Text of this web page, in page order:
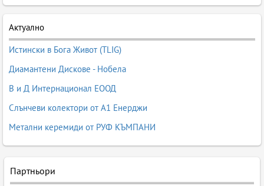
Актуално
Истински в Бога Живот (TLIG)
Диамантени Дискове - Нобела
В и Д Интернационал ЕООД
Слънчеви колектори от А1 Енерджи
Метални керемиди от РУФ КЪМПАНИ
Партньори